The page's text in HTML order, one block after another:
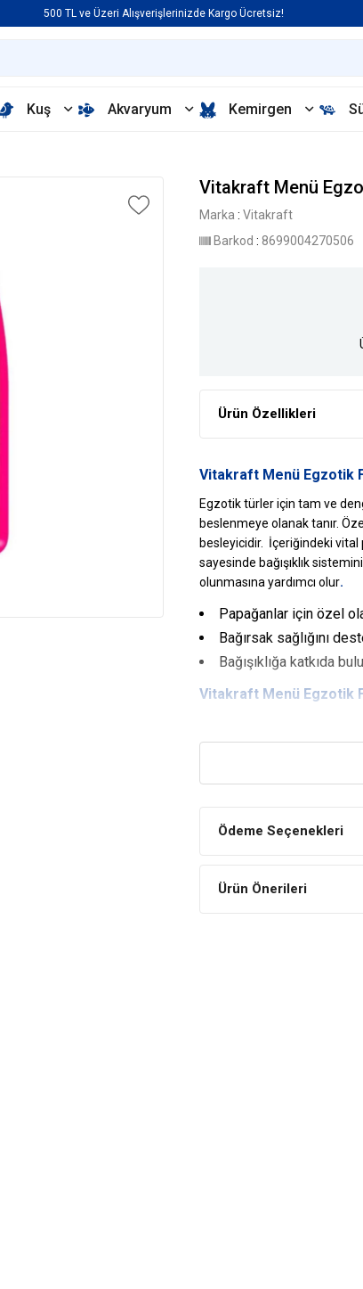
500 TL ve Üzeri Alışverişlerinizde Kargo Ücretsiz!
Kuş Akvaryum Kemirgen
Vitakraft Menü
Marka : Vitakraft
Barkod : 8699004270506
Ürün Özellikleri
Vitakraft Menü Egzotik
Egzotik türler için tam ve
beslenmeye olanak tanır.
besleyicidir. İçeriğindeki
sayesinde bağışıklık
olunmasına yardımcı olur.
Papağanlar için özel
Bağırsak sağlığını
Bağışıklığa katkıda
Vitakraft Menü Egzotik
Bağışıklığı destekleyen
Ödeme Seçenekleri
Ürün Önerileri